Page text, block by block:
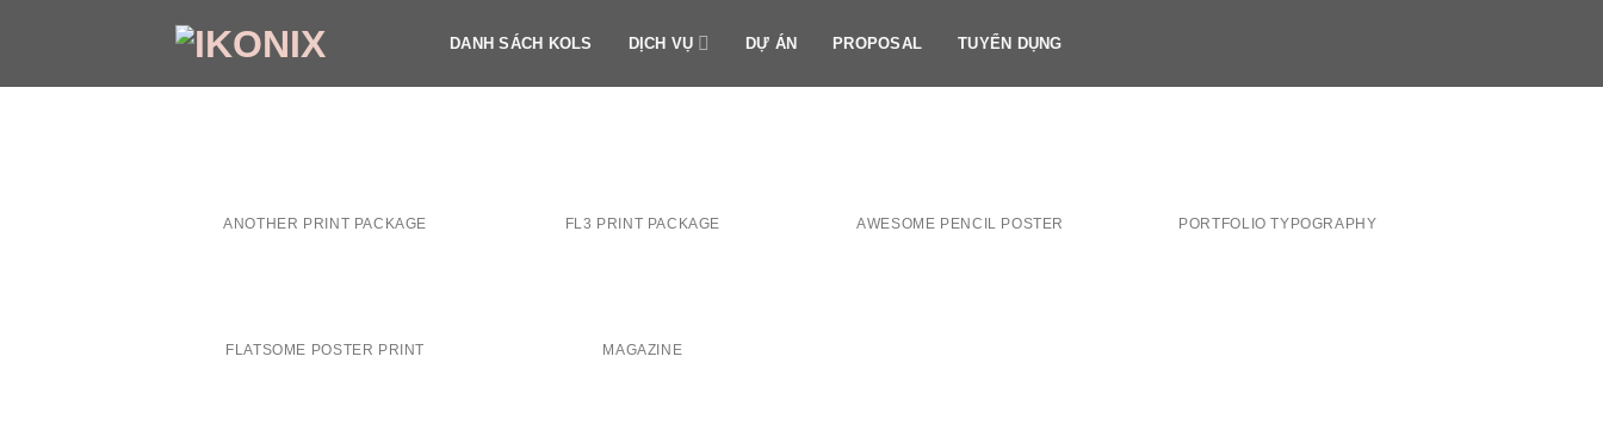
DANH SÁCH KOLS DỊCH VỤ DỰ ÁN PROPOSAL TUYỂN DỤNG
ANOTHER PRINT PACKAGE FL3 PRINT PACKAGE AWESOME PENCIL POSTER PORTFOLIO TYPOGRAPHY
FLATSOME POSTER PRINT MAGAZINE